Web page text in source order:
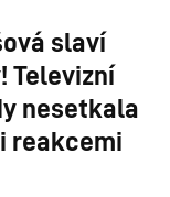
slaví
Televizní
nesetkala
reakcemi